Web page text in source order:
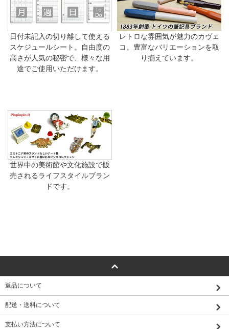
日付未記入の切り離して使える
スケジュールシート。自由度の
高さが人気の秘密で、様々な用
途でご使用いただけます。
レトロな雰囲気が魅力のカヴェ
コ。豊富なバリエーションを取
り揃えています。
世界中の美術館や文化施設で販
売されるライフスタイルブラン
ドです。
返品について
配送・送料について
支払い方法について